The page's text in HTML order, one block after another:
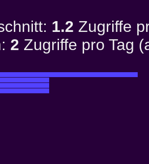
1.2 Zugriffe
2 Zugriffe pro Tag